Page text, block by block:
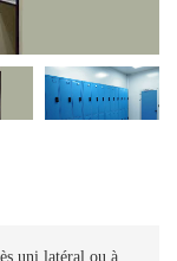
uni latéral ou à